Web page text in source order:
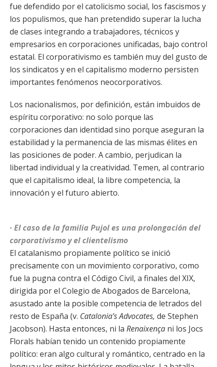
fue defendido por el catolicismo social, los fascismos y
los populismos, que han pretendido superar la lucha
de clases integrando a trabajadores, técnicos y
empresarios en corporaciones unificadas, bajo control
estatal. El corporativismo es también muy del gusto de
los sindicatos y en el capitalismo moderno persisten
importantes fenómenos neocorporativos.
Los nacionalismos, por definición, están imbuidos de
espíritu corporativo: no solo porque las
corporaciones dan identidad sino porque aseguran la
estabilidad y la permanencia de las mismas élites en
las posiciones de poder. A cambio, perjudican la
libertad individual y la creatividad. Temen, al contrario
que el capitalismo ideal, la libre competencia, la
innovación y el futuro abierto.
· El caso de la familia Pujol es una prolongación del
corporativismo y el clientelismo
El catalanismo propiamente político se inició
precisamente con un movimiento corporativo, como
fue la pugna contra el Código Civil, a finales del XIX,
dirigida por el Colegio de Abogados de Barcelona,
asustado ante la posible competencia de letrados del
resto de España (v. Catalonia’s Advocates, de Stephen
Jacobson). Hasta entonces, ni la Renaixença ni los Jocs
Florals habían tenido un contenido propiamente
político: eran algo cultural y romántico, centrado en la